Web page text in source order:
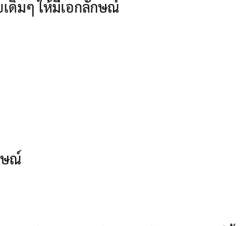
ดิมๆ ให้มีเอกลักษณ์
ษณ์